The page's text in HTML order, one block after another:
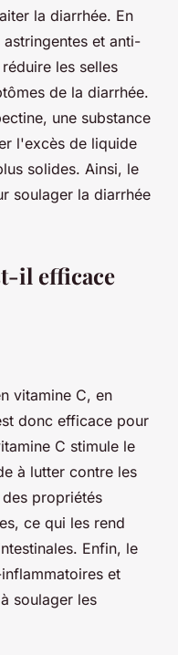
la diarrhée. En
et anti-
les selles
de la diarrhée.
une substance
l'excès de liquide
solides. Ainsi, le
soulager la diarrhée
il efficace
vitamine C, en
donc efficace pour
C stimule le
à lutter contre les
propriétés
ce qui les rend
Enfin, le
et
soulager les